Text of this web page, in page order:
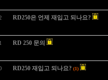
RD250은 언제 재입고 되나요?
RD 250 문의
RD250 재입고 되나요? (1)